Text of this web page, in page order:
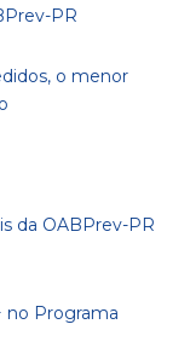
PR
o menor
da OABPrev-PR
no Programa